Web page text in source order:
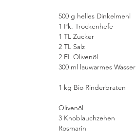
500 g helles Dinkelmehl
1 Pk. Trockenhefe
1 TL Zucker
2 TL Salz
2 EL Olivenöl
300 ml lauwarmes Wasser
1 kg Bio Rinderbraten
Olivenöl
3 Knoblauchzehen
Rosmarin